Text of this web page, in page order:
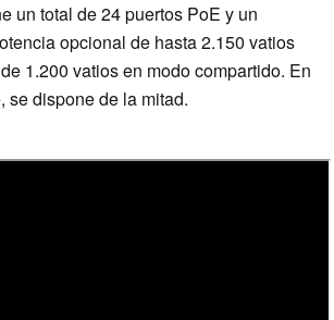
un total de 24 puertos PoE y un
opcional de hasta 2.150 vatios
1.200 vatios en modo compartido. En
se dispone de la mitad.